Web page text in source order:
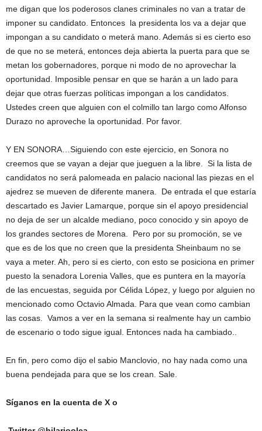
me digan que los poderosos clanes criminales no van a tratar de
imponer su candidato. Entonces la presidenta los va a dejar que
impongan a su candidato o meterá mano. Además si es cierto eso
de que no se meterá, entonces deja abierta la puerta para que se
metan los gobernadores, porque ni modo de no aprovechar la
oportunidad. Imposible pensar en que se harán a un lado para
dejar que otras fuerzas políticas impongan a los candidatos.
Ustedes creen que alguien con el colmillo tan largo como Alfonso
Durazo no aproveche la oportunidad. Por favor.
Y EN SONORA…Siguiendo con este ejercicio, en Sonora no
creemos que se vayan a dejar que jueguen a la libre. Si la lista de
candidatos no será palomeada en palacio nacional las piezas en el
ajedrez se mueven de diferente manera. De entrada el que estaría
descartado es Javier Lamarque, porque sin el apoyo presidencial
no deja de ser un alcalde mediano, poco conocido y sin apoyo de
los grandes sectores de Morena. Pero por su promoción, se ve
que es de los que no creen que la presidenta Sheinbaum no se
vaya a meter. Ah, pero si es cierto, con esto se posiciona en primer
puesto la senadora Lorenia Valles, que es puntera en la mayoría
de las encuestas, seguida por Célida López, y luego por alguien no
mencionado como Octavio Almada. Para que vean como cambian
las cosas. Vamos a ver en la semana si realmente hay un cambio
de escenario o todo sigue igual. Entonces nada ha cambiado..
En fin, pero como dijo el sabio Manclovio, no hay nada como una
buena pendejada para que se los crean. Sale.
Síganos en la cuenta de X o